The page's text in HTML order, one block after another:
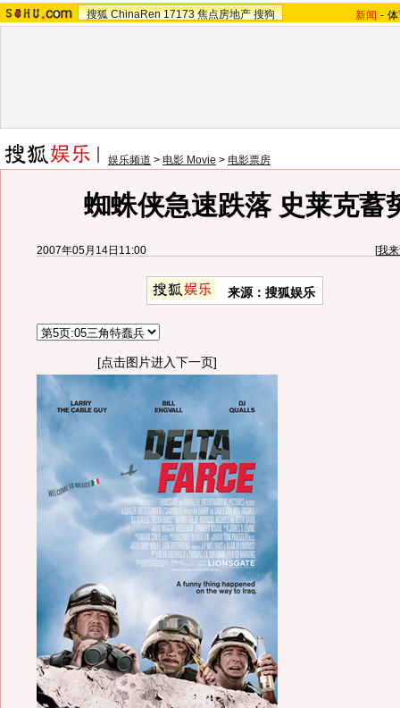
搜狐 ChinaRen 17173 焦点房地产 搜狗 新闻 -
娱乐频道 > 电影 Movie > 电影票房
蜘蛛侠急速跌落 史莱克蓄
2007年05月14日11:00 [我
来源：搜狐娱乐
[点击图片进入下一页]